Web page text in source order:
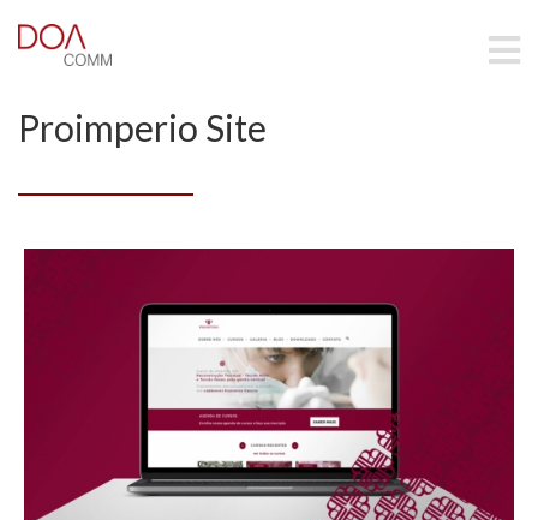
Proimperio Site